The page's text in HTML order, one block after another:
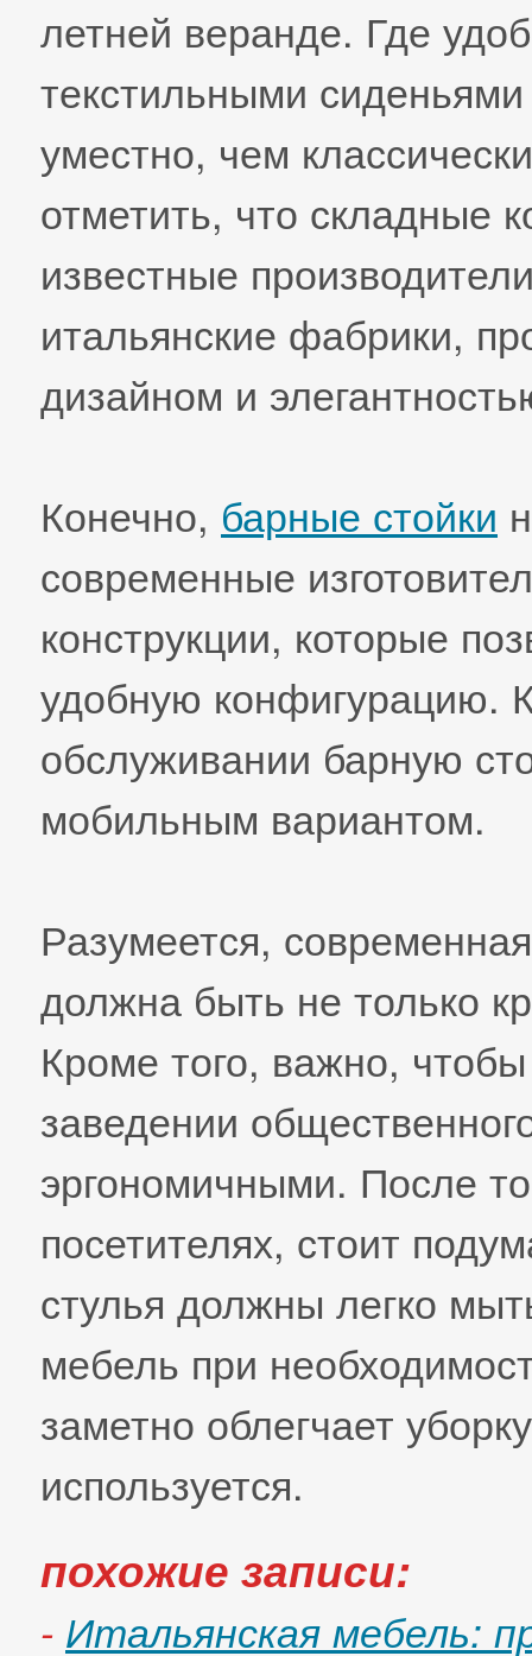
летней веранде. Где
текстильными
уместно, чем
отметить, что складные
известные
итальянские фабрики,
дизайном и
Конечно, барные стойки
современные
конструкции, которые
удобную конфигурацию.
обслуживании барную
мобильным вариантом.
Разумеется,
должна быть не только
Кроме того, важно,
заведении
эргономичными. После
посетителях, стоит
стулья должны легко
мебель при
заметно облегчает
используется.
похожие записи:
- Итальянская мебель: